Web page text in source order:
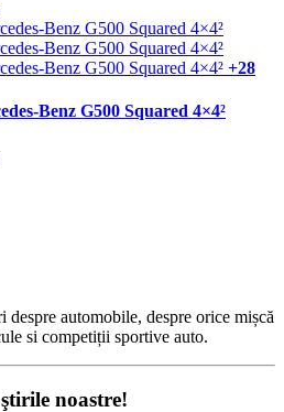
+28
Benz G500 Squared 4×4²
despre automobile, despre orice mișcă
si competiții sportive auto.
noastre!